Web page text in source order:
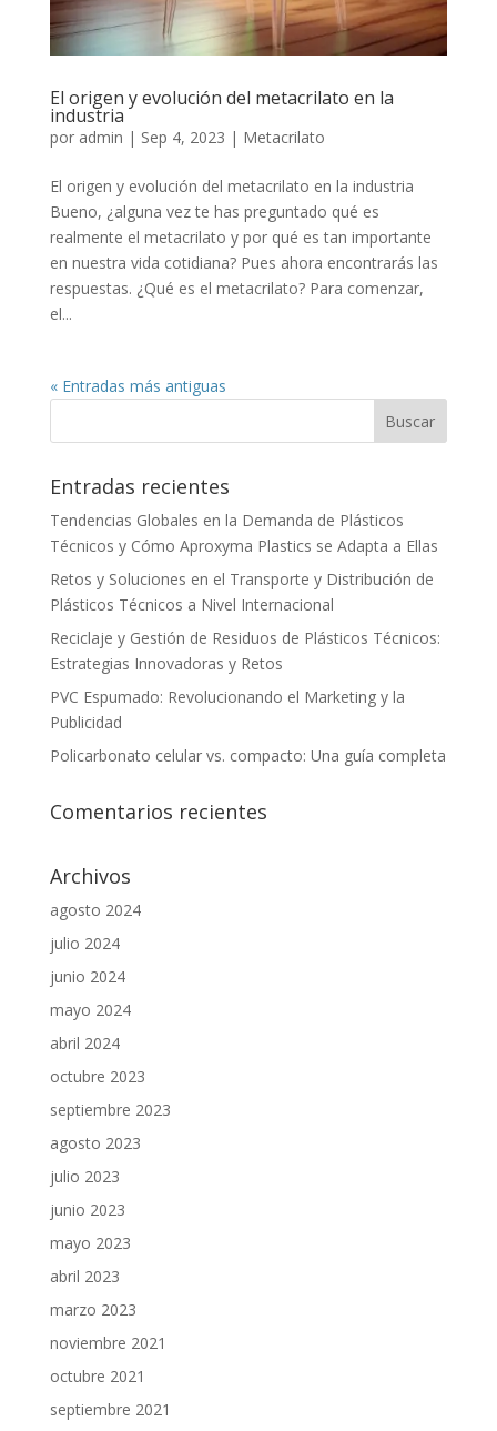
El origen y evolución del metacrilato en la
industria
por admin | Sep 4, 2023 | Metacrilato
El origen y evolución del metacrilato en la industria
Bueno, ¿alguna vez te has preguntado qué es
realmente el metacrilato y por qué es tan importante
en nuestra vida cotidiana? Pues ahora encontrarás las
respuestas. ¿Qué es el metacrilato? Para comenzar,
el...
« Entradas más antiguas
Entradas recientes
Tendencias Globales en la Demanda de Plásticos
Técnicos y Cómo Aproxyma Plastics se Adapta a Ellas
Retos y Soluciones en el Transporte y Distribución de
Plásticos Técnicos a Nivel Internacional
Reciclaje y Gestión de Residuos de Plásticos Técnicos:
Estrategias Innovadoras y Retos
PVC Espumado: Revolucionando el Marketing y la
Publicidad
Policarbonato celular vs. compacto: Una guía completa
Comentarios recientes
Archivos
agosto 2024
julio 2024
junio 2024
mayo 2024
abril 2024
octubre 2023
septiembre 2023
agosto 2023
julio 2023
junio 2023
mayo 2023
abril 2023
marzo 2023
noviembre 2021
octubre 2021
septiembre 2021